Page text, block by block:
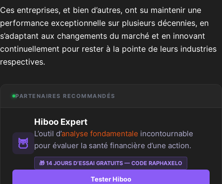
Ces entreprises, et bien d’autres, ont su maintenir une
performance exceptionnelle sur plusieurs décennies, en
s’adaptant aux changements du marché et en innovant
continuellement pour rester à la pointe de leurs industries
respectives.
PARTENAIRES RECOMMANDÉS
🦉
Hiboo Expert
L’outil d’analyse fondamentale incontournable
pour évaluer la santé financière d’une action.
🎁 14 JOURS D’ESSAI GRATUITS — CODE RAPHAXELO
Tester Hiboo